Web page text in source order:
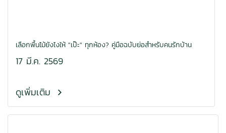
เลือกพื้นไม้ยังไงให้ "เป๊ะ" ทุกห้อง? คู่มือฉบับย่อสำหรับคนรักบ้าน
17 มี.ค. 2569
ดูเพิ่มเติม